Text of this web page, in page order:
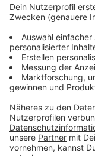
ANTENNE
Lifestyle
Du